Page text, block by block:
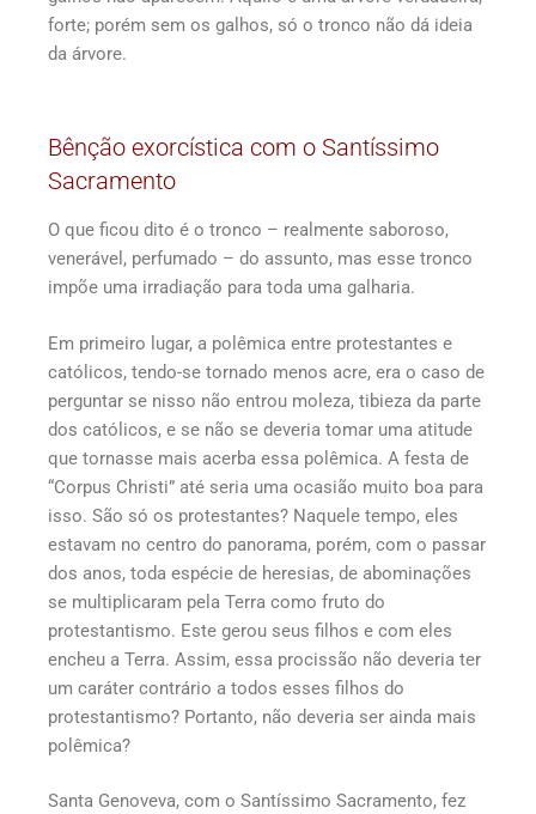
forte; porém sem os galhos, só o tronco não dá ideia
da árvore.
Bênção exorcística com o Santíssimo
Sacramento
O que ficou dito é o tronco – realmente saboroso,
venerável, perfumado – do assunto, mas esse tronco
impõe uma irradiação para toda uma galharia.
Em primeiro lugar, a polêmica entre protestantes e
católicos, tendo-se tornado menos acre, era o caso de
perguntar se nisso não entrou moleza, tibieza da parte
dos católicos, e se não se deveria tomar uma atitude
que tornasse mais acerba essa polêmica. A festa de
“Corpus Christi” até seria uma ocasião muito boa para
isso. São só os protestantes? Naquele tempo, eles
estavam no centro do panorama, porém, com o passar
dos anos, toda espécie de heresias, de abominações
se multiplicaram pela Terra como fruto do
protestantismo. Este gerou seus filhos e com eles
encheu a Terra. Assim, essa procissão não deveria ter
um caráter contrário a todos esses filhos do
protestantismo? Portanto, não deveria ser ainda mais
polêmica?
Santa Genoveva, com o Santíssimo Sacramento, fez